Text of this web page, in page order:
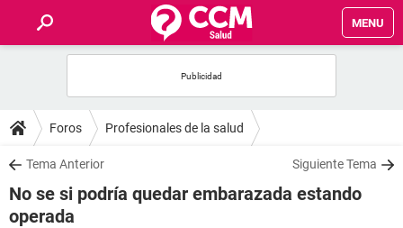
MENU
FOROS
SALUD
Foros Profesionales de la salud
Tema Anterior Siguiente Tema
No se si podría quedar embarazada estando
operada